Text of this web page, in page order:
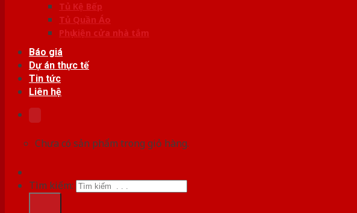
Tủ Kệ Bếp
Tủ Quần Áo
Phụ kiện cửa nhà tắm
Báo giá
Dự án thực tế
Tin tức
Liên hệ
Chưa có sản phẩm trong giỏ hàng.
Tìm kiếm: